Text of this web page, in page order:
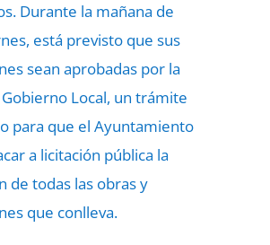
Durante la mañana de
está previsto que sus
sean aprobadas por la
Gobierno Local, un trámite
para que el Ayuntamiento
a licitación pública la
de todas las obras y
que conlleva.